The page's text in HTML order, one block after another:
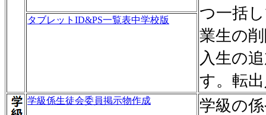
つ一括
業生の
入生の
す。転
タブレットID&PS一覧表中学校版
学級係生徒会委員掲示物作成
学級の